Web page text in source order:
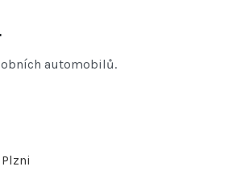
automobilů.